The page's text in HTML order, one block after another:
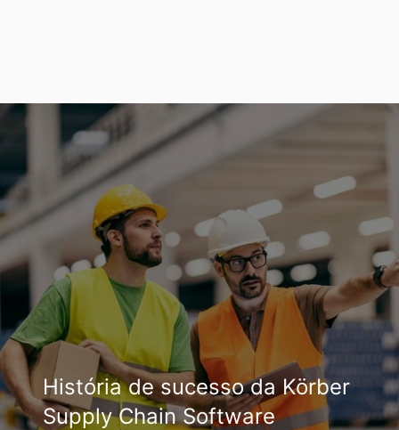
História de sucesso da Körber
Supply Chain Software